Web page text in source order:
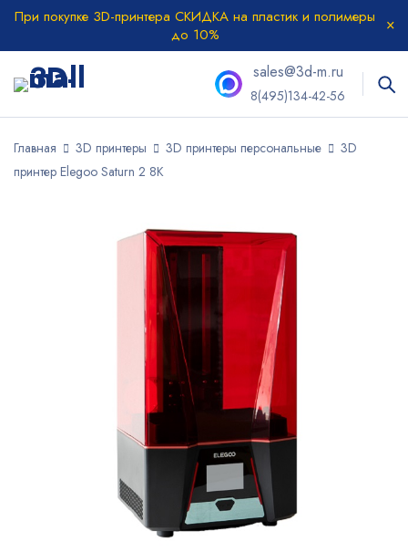
При покупке 3D-принтера СКИДКА на пластик и полимеры
до 10%
sales@3d-m.ru
8(495)134-42-56
Главная 3D принтеры 3D принтеры персональные
3D
принтер Elegoo Saturn 2 8K